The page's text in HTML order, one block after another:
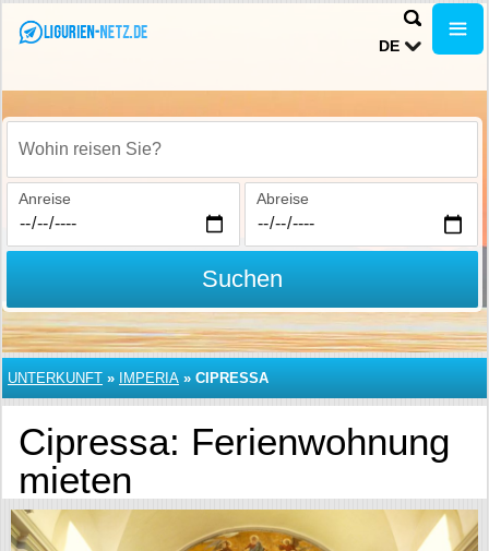
DE
Wohin reisen Sie?
Anreise Abreise
Suchen
UNTERKUNFT » IMPERIA » CIPRESSA
Cipressa: Ferienwohnung
mieten